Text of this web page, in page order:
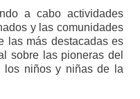
a cabo actividades
y las comunidades
las más destacadas es
sobre las pioneras del
los niños y niñas de la